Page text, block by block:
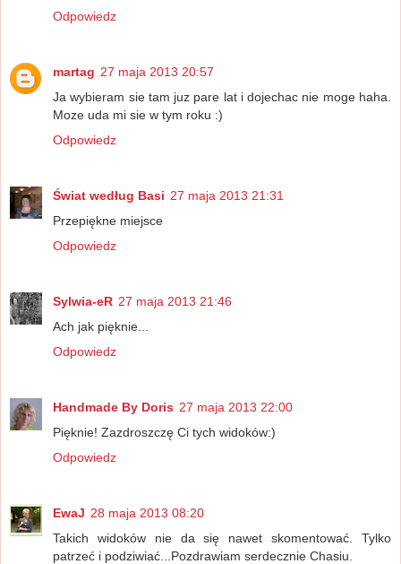
Odpowiedz
martag 27 maja 2013 20:57
Ja wybieram sie tam juz pare lat i dojechac nie moge haha.
Moze uda mi sie w tym roku :)
Odpowiedz
Świat według Basi 27 maja 2013 21:31
Przepiękne miejsce
Odpowiedz
Sylwia-eR 27 maja 2013 21:46
Ach jak pięknie...
Odpowiedz
Handmade By Doris 27 maja 2013 22:00
Pięknie! Zazdroszczę Ci tych widoków:)
Odpowiedz
EwaJ 28 maja 2013 08:20
Takich widoków nie da się nawet skomentować. Tylko
patrzeć i podziwiać...Pozdrawiam serdecznie Chasiu.